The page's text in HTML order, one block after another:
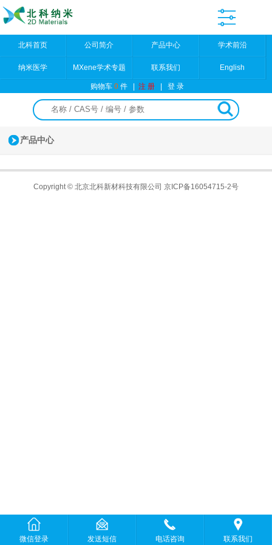
北科首页 公司简介 产品中心 学术前沿
纳米医学 MXene学术专题 联系我们 English
购物车0件 |注 册 |登 录
产品中心
Copyright © 北京北科新材科技有限公司 京ICP备16054715-2号
微信登录 发送短信 电话咨询 联系我们